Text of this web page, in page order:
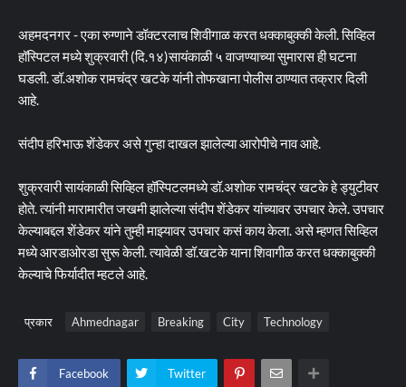
अहमदनगर - एका रुग्णाने डॉक्टरलाच शिवीगाळ करत धक्काबुक्की केली. सिव्हिल
हॉस्पिटल मध्ये शुक्रवारी (दि.१४)सायंकाळी ५ वाजण्याच्या सुमारास ही घटना
घडली. डॉ.अशोक रामचंद्र खटके यांनी तोफखाना पोलीस ठाण्यात तक्रार दिली
आहे.
संदीप हरिभाऊ शेंडेकर असे गुन्हा दाखल झालेल्या आरोपीचे नाव आहे.
शुक्रवारी सायंकाळी सिव्हिल हॉस्पिटलमध्ये डॉ.अशोक रामचंद्र खटके हे ड्युटीवर
होते. त्यांनी मारामारीत जखमी झालेल्या संदीप शेंडेकर यांच्यावर उपचार केले. उपचार
केल्याबद्दल शेंडेकर यांने तुम्ही माझ्यावर उपचार कसं काय केला. असे म्हणत सिव्हिल
मध्ये आरडाओरडा सुरू केली. त्यावेळी डॉ.खटके याना शिवागीळ करत धक्काबुक्की
केल्याचे फिर्यादीत म्हटले आहे.
प्रकार Ahmednagar Breaking City Technology
Facebook Twitter